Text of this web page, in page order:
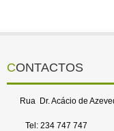
CONTACTOS
Rua Dr. Acácio de
Tel: 234 747 747